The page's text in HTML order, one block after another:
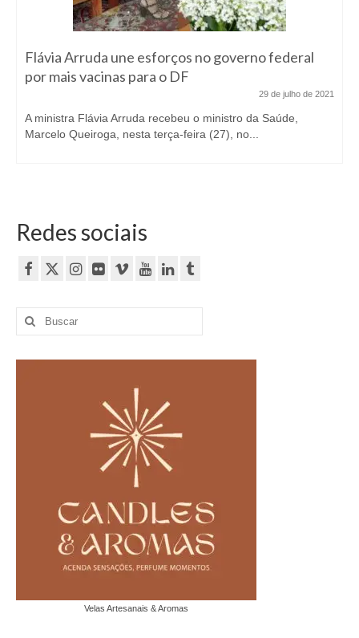
Flávia Arruda une esforços no governo federal
por mais vacinas para o DF
29 de julho de 2021
A ministra Flávia Arruda recebeu o ministro da Saúde,
Marcelo Queiroga, nesta terça-feira (27), no...
Redes sociais
Buscar
por:
Velas Artesanais & Aromas